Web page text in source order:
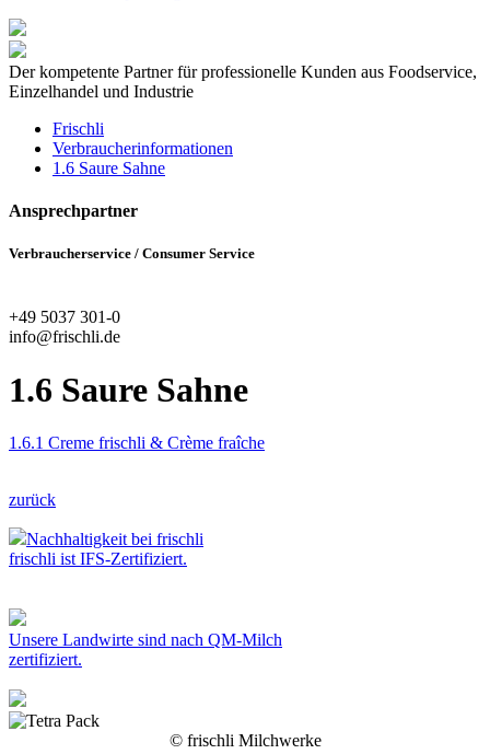
Der kompetente Partner für professionelle Kunden aus Foodservice,
Einzelhandel und Industrie
Frischli
Verbraucherinformationen
1.6 Saure Sahne
Ansprechpartner
Verbraucherservice / Consumer Service
+49 5037 301-0
info@frischli.de
1.6 Saure Sahne
1.6.1 Creme frischli & Crème fraîche
zurück
Nachhaltigkeit bei frischli
frischli ist IFS-Zertifiziert.
Unsere Landwirte sind nach QM-Milch
zertifiziert.
© frischli Milchwerke